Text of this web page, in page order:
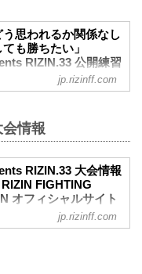
思われるか関係なし
も勝ちたい」
RIZIN.33 公開練習
FEDERATION
サイト
る三浦孝太が都内で練
と、三浦知良の次男・三
幸率いるBRAVEに入門
MMAデビューを果た
バリューで戦前より話題
リングの上でその実力を
出来るのか、注目が集ま
1分間のミット打ちを披
jp.rizinff.com
情報
RIZIN.33 大会情報
FIGHTING
オフィシャルサイト
jp.rizinff.com